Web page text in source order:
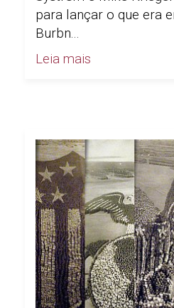
para lançar o que era
Burbn...
Leia mais